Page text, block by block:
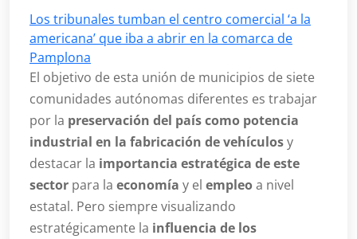
Los tribunales tumban el centro comercial ‘a la
americana’ que iba a abrir en la comarca de
Pamplona
El objetivo de esta unión de municipios de siete
comunidades autónomas diferentes es trabajar
por la preservación del país como potencia
industrial en la fabricación de vehículosy
destacar la importancia estratégica de este
sector para la economía y el empleoa nivel
estatal. Pero siempre visualizando
estratégicamente la influencia de los